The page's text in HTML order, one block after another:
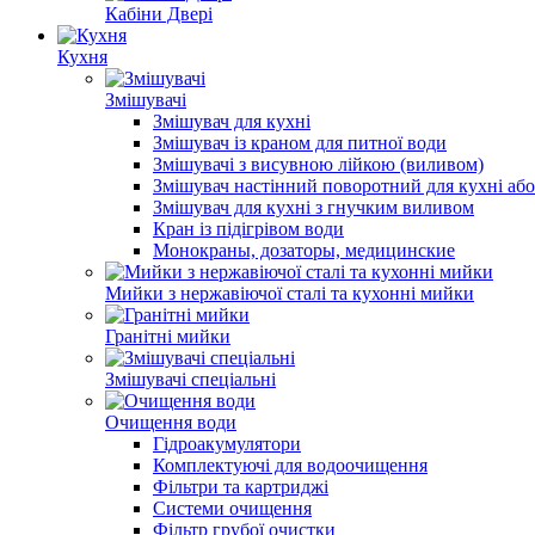
Кабіни Двері
Кухня
Змішувачі
Змішувач для кухні
Змішувач із краном для питної води
Змішувачі з висувною лійкою (виливом)
Змішувач настінний поворотний для кухні
Змішувач для кухні з гнучким виливом
Кран із підігрівом води
Монокраны, дозаторы, медицинские
Мийки з нержавіючої сталі та кухонні мийки
Гранітні мийки
Змішувачі спеціальні
Очищення води
Гідроакумулятори
Комплектуючі для водоочищення
Фільтри та картриджі
Системи очищення
Фільтр грубої очистки